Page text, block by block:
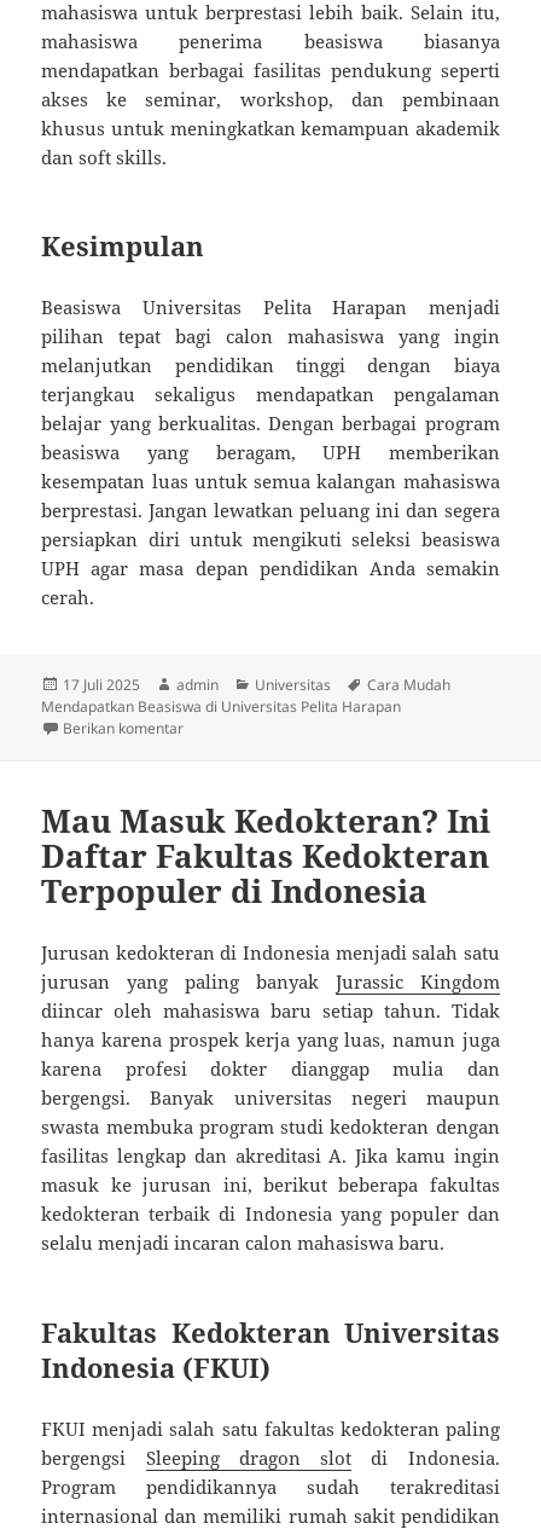
mahasiswa untuk berprestasi lebih baik. Selain itu,
mahasiswa penerima beasiswa biasanya
mendapatkan berbagai fasilitas pendukung seperti
akses ke seminar, workshop, dan pembinaan
khusus untuk meningkatkan kemampuan akademik
dan soft skills.
Kesimpulan
Beasiswa Universitas Pelita Harapan menjadi
pilihan tepat bagi calon mahasiswa yang ingin
melanjutkan pendidikan tinggi dengan biaya
terjangkau sekaligus mendapatkan pengalaman
belajar yang berkualitas. Dengan berbagai program
beasiswa yang beragam, UPH memberikan
kesempatan luas untuk semua kalangan mahasiswa
berprestasi. Jangan lewatkan peluang ini dan segera
persiapkan diri untuk mengikuti seleksi beasiswa
UPH agar masa depan pendidikan Anda semakin
cerah.
Diposkan
pada
17 Juli 2025 Penulis
admin Kategori
Universitas Tag
Cara Mudah
Mendapatkan Beasiswa di Universitas Pelita Harapan
Berikan komentaruntuk Cara Mudah Mendapatkan Beasiswa di
Mau Masuk Kedokteran? Ini
Daftar Fakultas Kedokteran
Terpopuler di Indonesia
Jurusan kedokteran di Indonesia menjadi salah satu
jurusan yang paling banyak Jurassic Kingdom
diincar oleh mahasiswa baru setiap tahun. Tidak
hanya karena prospek kerja yang luas, namun juga
karena profesi dokter dianggap mulia dan
bergengsi. Banyak universitas negeri maupun
swasta membuka program studi kedokteran dengan
fasilitas lengkap dan akreditasi A. Jika kamu ingin
masuk ke jurusan ini, berikut beberapa fakultas
kedokteran terbaik di Indonesia yang populer dan
selalu menjadi incaran calon mahasiswa baru.
Fakultas Kedokteran Universitas
Indonesia (FKUI)
FKUI menjadi salah satu fakultas kedokteran paling
bergengsi Sleeping dragon slot di Indonesia.
Program pendidikannya sudah terakreditasi
internasional dan memiliki rumah sakit pendidikan